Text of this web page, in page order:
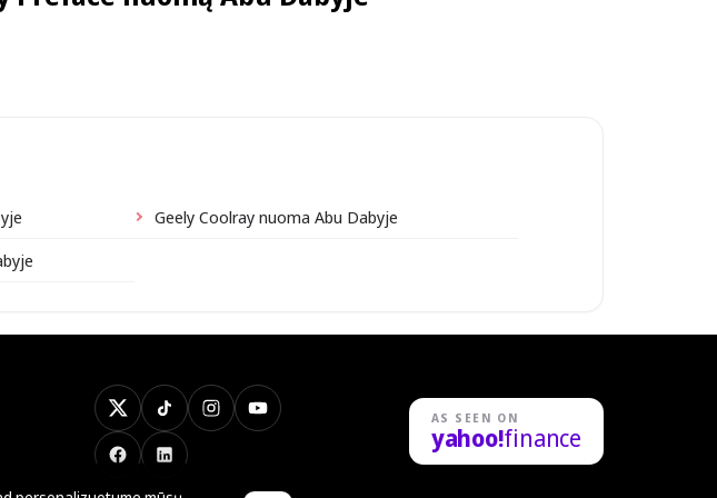
Geely Coolray nuoma Abu Dabyje
X Instagram
Facebook
TikTok YouTube
LinkedIn
AS SEEN ON
yahoo!finance